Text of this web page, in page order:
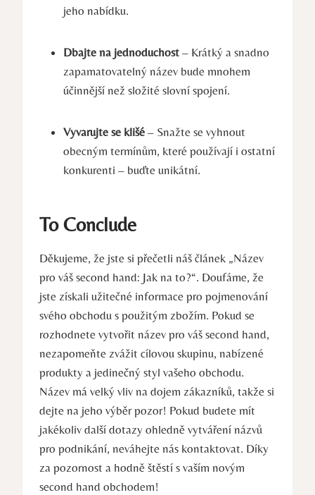
jeho nabídku.
Dbajte na jednoduchost – Krátký a snadno
zapamatovatelný název bude mnohem
účinnější než složité slovní spojení.
Vyvarujte se klišé – Snažte se vyhnout
obecným termínům, které používají i ostatní
konkurenti – buďte unikátní.
To Conclude
Děkujeme, že jste si přečetli náš článek „Název
pro váš second hand: Jak na to?“. Doufáme, že
jste získali užitečné informace pro pojmenování
svého obchodu s použitým zbožím. Pokud se
rozhodnete vytvořit název pro váš second hand,
nezapomeňte zvážit cílovou skupinu, nabízené
produkty a jedinečný styl vašeho obchodu.
Název má velký vliv na dojem zákazníků, takže si
dejte na jeho výběr pozor! Pokud budete mít
jakékoliv další dotazy ohledně vytváření názvů
pro podnikání, neváhejte nás kontaktovat. Díky
za pozornost a hodně štěstí s vaším novým
second hand obchodem!